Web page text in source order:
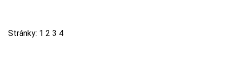
Stránky: 1 2 3 4